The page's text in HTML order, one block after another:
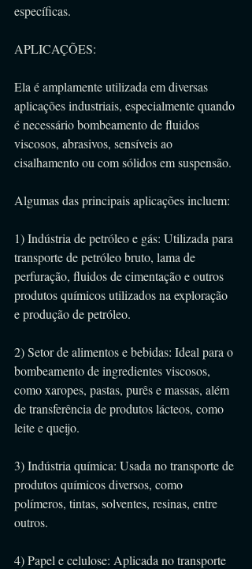
específicas.
APLICAÇÕES:
Ela é amplamente utilizada em diversas
aplicações industriais, especialmente quando
é necessário bombeamento de fluidos
viscosos, abrasivos, sensíveis ao
cisalhamento ou com sólidos em suspensão.
Algumas das principais aplicações incluem:
1) Indústria de petróleo e gás: Utilizada para
transporte de petróleo bruto, lama de
perfuração, fluidos de cimentação e outros
produtos químicos utilizados na exploração
e produção de petróleo.
2) Setor de alimentos e bebidas: Ideal para o
bombeamento de ingredientes viscosos,
como xaropes, pastas, purês e massas, além
de transferência de produtos lácteos, como
leite e queijo.
3) Indústria química: Usada no transporte de
produtos químicos diversos, como
polímeros, tintas, solventes, resinas, entre
outros.
4) Papel e celulose: Aplicada no transporte